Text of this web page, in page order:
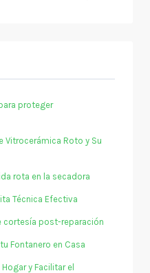
proteger
Vitrocerámica Roto y Su
rota en la secadora
Técnica Efectiva
cortesía post-reparación
Fontanero en Casa
y Facilitar el